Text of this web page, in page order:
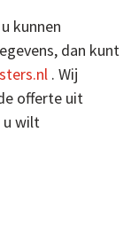
kunnen
dan kunt
. Wij
offerte uit
u wilt